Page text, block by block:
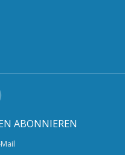
ABONNIEREN